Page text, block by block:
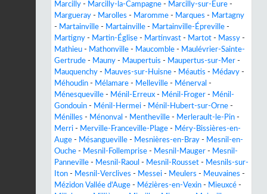
Marcilly - Marcilly-la-Campagne - Marcilly-sur-Eure -
Margueray - Marolles - Maromme - Marques - Martagny
- Martainville - Martainville - Martainville-Épreville -
Martigny - Martin-Église - Martinvast - Martot - Massy -
Mathieu - Mathonville - Maucomble - Maulévrier-Sainte-
Gertrude - Mauny - Maupertuis - Maupertus-sur-Mer -
Mauquenchy - Mauves-sur-Huisne - Méautis - Médavy -
Méhoudin - Mélamare - Melleville - Ménerval -
Ménesqueville - Ménil-Erreux - Ménil-Froger - Ménil-
Gondouin - Ménil-Hermei - Ménil-Hubert-sur-Orne -
Ménilles - Ménonval - Mentheville - Merlerault-le-Pin -
Merri - Merville-Franceville-Plage - Méry-Bissières-en-
Auge - Mésangueville - Mesnières-en-Bray - Mesnil-en-
Ouche - Mesnil-Follemprise - Mesnil-Mauger - Mesnil-
Panneville - Mesnil-Raoul - Mesnil-Rousset - Mesnils-sur-
Iton - Mesnil-Verclives - Messei - Meulers - Meuvaines -
Mézidon Vallée d'Auge - Mézières-en-Vexin - Mieuxcé -